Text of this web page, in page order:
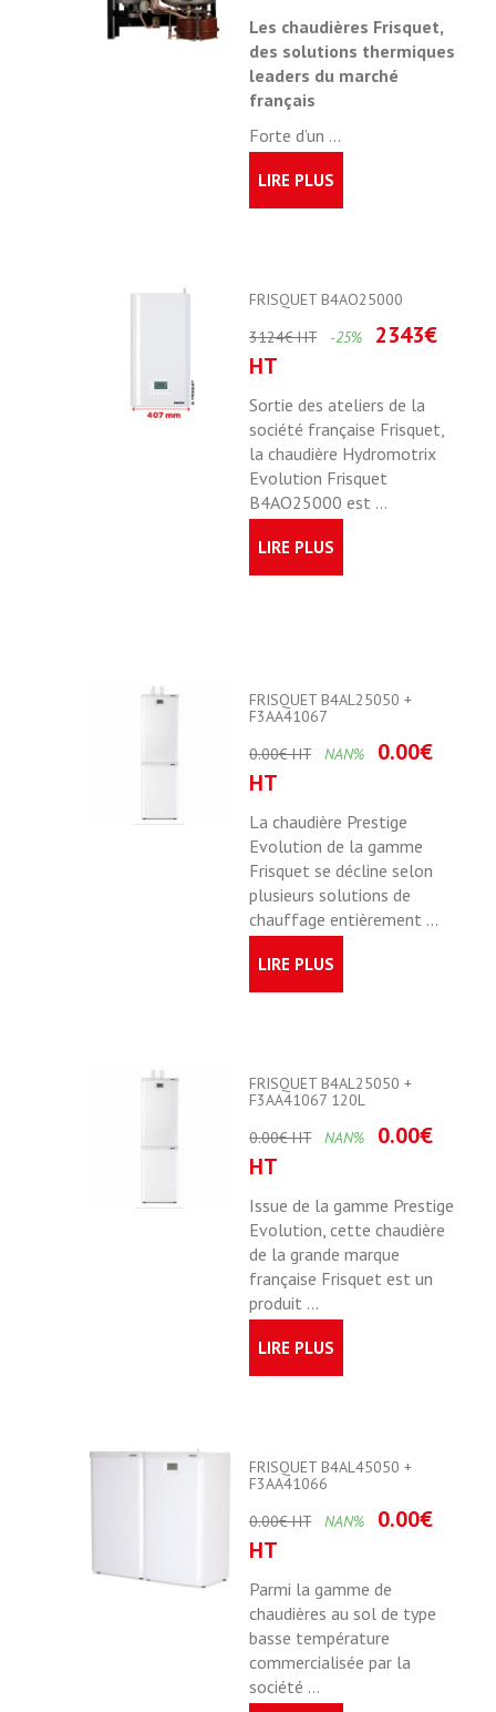
Les chaudières Frisquet,
des solutions thermiques
leaders du marché
français
Forte d’un ...
LIRE PLUS
FRISQUET B4AO25000
3124€ HT
-25%
2343€
HT
Sortie des ateliers de la
société française Frisquet,
la chaudière Hydromotrix
Evolution Frisquet
B4AO25000 est ...
LIRE PLUS
FRISQUET B4AL25050 +
F3AA41067
0.00€ HT
NAN%
0.00€
HT
La chaudière Prestige
Evolution de la gamme
Frisquet se décline selon
plusieurs solutions de
chauffage entièrement ...
LIRE PLUS
FRISQUET B4AL25050 +
F3AA41067 120L
0.00€ HT
NAN%
0.00€
HT
Issue de la gamme Prestige
Evolution, cette chaudière
de la grande marque
française Frisquet est un
produit ...
LIRE PLUS
FRISQUET B4AL45050 +
F3AA41066
0.00€ HT
NAN%
0.00€
HT
Parmi la gamme de
chaudières au sol de type
basse température
commercialisée par la
société ...